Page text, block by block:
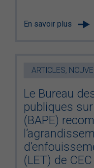
En savoir plus
ARTICLES,
Le Bureau
publiques
(BAPE)
(LET) de